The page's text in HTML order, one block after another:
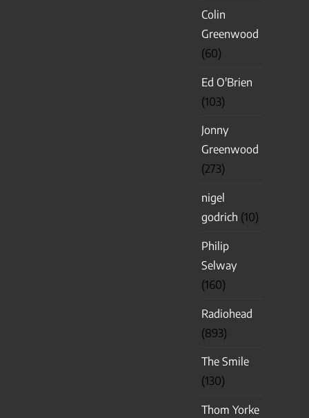
Colin
Greenwood
(60)
Ed O'Brien
(103)
Jonny
Greenwood
(273)
nigel
godrich (10)
Philip
Selway
(160)
Radiohead
(893)
The Smile
(130)
Thom Yorke